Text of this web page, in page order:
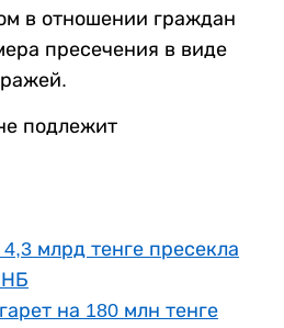
в отношении граждан
пресечения в виде
подлежит
млрд тенге пресекла
на 180 млн тенге